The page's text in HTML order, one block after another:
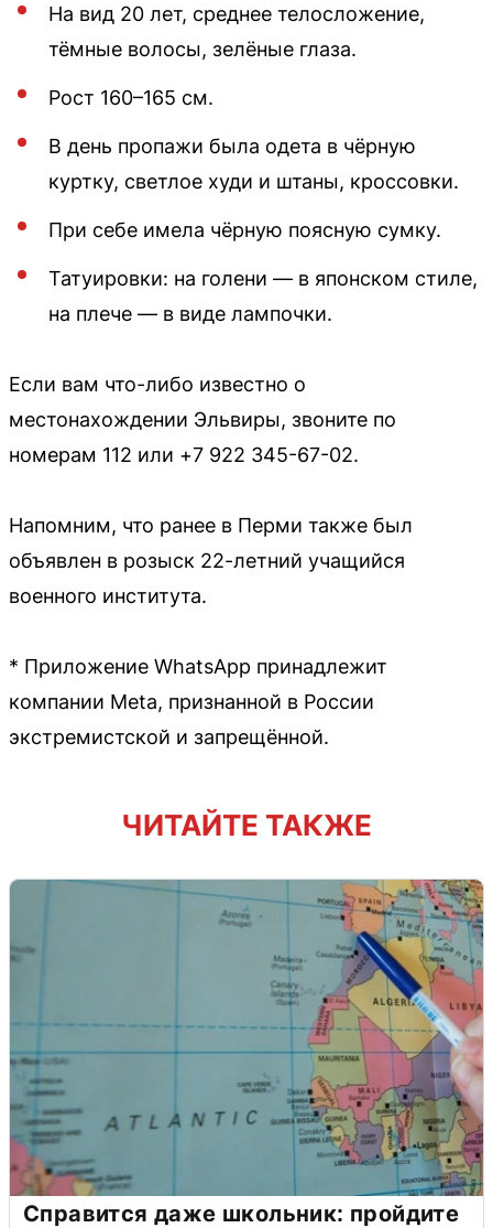
На вид 20 лет, среднее телосложение,
тёмные волосы, зелёные глаза.
Рост 160–165 см.
В день пропажи была одета в чёрную
куртку, светлое худи и штаны, кроссовки.
При себе имела чёрную поясную сумку.
Татуировки: на голени — в японском стиле,
на плече — в виде лампочки.
Если вам что-либо известно о
местонахождении Эльвиры, звоните по
номерам 112 или +7 922 345-67-02.
Напомним, что ранее в Перми также был
объявлен в розыск 22-летний учащийся
военного института.
* Приложение WhatsApp принадлежит
компании Meta, признанной в России
экстремистской и запрещённой.
ЧИТАЙТЕ ТАКЖЕ
Справится даже школьник: пройдите